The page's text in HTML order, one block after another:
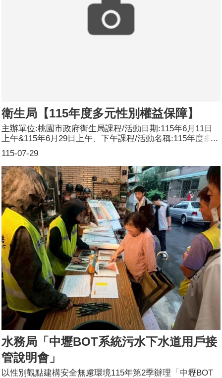
衛生局【115年度多元性別權益保障】
115-07-29
主辦單位:桃園市政府衛生局課程/活動日期:115年6月11日
上午&115年6月29日上午、下午課程/活動名稱:115年度多元
性別權益保障課程/活動對象:本局暨所屬各衛生所之公務人
員（含約聘僱人員）、技工及約用人員辦理形式:實體演講
課程/活動簡介(大綱):(1)為使本局所屬機關同仁對於透過課
程能破除刻板印象、污名與歧視，營造尊重個體差異、保障
多元平等共融與性別權益的幸福職場。(2)增進同仁對多元
性別的定義、處境、權益保障及多元平等、交叉歧視之認識
及其相關案例之瞭解，並進一步建立性別平等正確觀念，增
加對性別議題之敏感度，於規劃或檢視各項政策及法令時，
納入性別觀點，營造性別平等社會。參加人數:共810人，分
別為男性：155人；女性：655人，其他：0人。講師資料:
(1)姓名：林承宇(2)職稱：世新大學廣電系專任教授
水務局「中壢BOT系統污水下水道用戶接
管說明會」
以性別觀點建構安全無慮環境115年第2季辦理「中壢BOT